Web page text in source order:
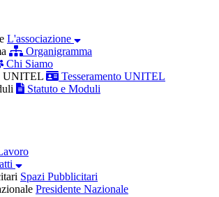
L'associazione
Organigramma
Chi Siamo
UNITEL
Tesseramento UNITEL
Statuto e Moduli
Spazi Pubblicitari
Presidente Nazionale